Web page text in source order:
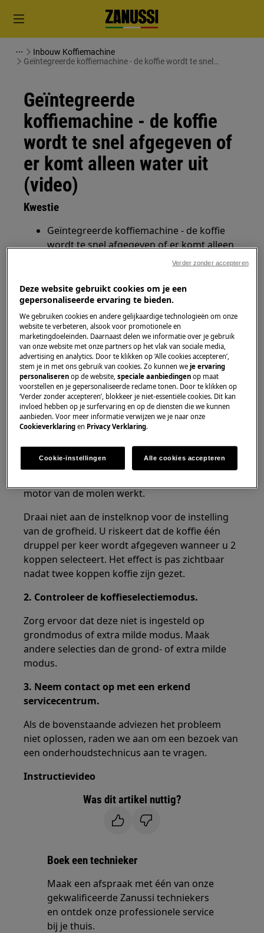
Inbouw Koffiemachine
Geïntegreerde koffiemachine - de koffie wordt te snel
Geïntegreerde
koffiemachine - de koffie
wordt te snel afgegeven of
er komt alleen water uit
(video)
Kwestie
Geïntegreerde koffiemachine - de koffie
wordt te snel afgegeven of er komt alleen
Heeft betrekking op
Geïntegreerde koffiemachine
Oplossing
1. Controleer of de koffie niet te grof gemalen
is.
Draai de knop op de molen om de mate van
"1" in te stellen.
motor van de molen werkt.
Draai niet aan de instelknop voor de instelling
van de grofheid. U riskeert dat de koffie één
druppel per keer wordt afgegeven wanneer u 2
koppen selecteert. Het effect is pas zichtbaar
nadat twee koppen koffie zijn gezet.
2. Controleer de koffieselectiemodus.
Zorg ervoor dat deze niet is ingesteld op
grondmodus of extra milde modus. Maak
andere selecties dan de grond- of extra milde
modus.
3. Neem contact op met een erkend
servicecentrum.
Als de bovenstaande adviezen het probleem
niet oplossen, raden we aan om een bezoek van
een onderhoudstechnicus aan te vragen.
Instructievideo
Was dit artikel nuttig?
Boek een technieker
Maak een afspraak met één van onze
gekwalificeerde Zanussi techniekers
en ontdek onze professionele service
bij je thuis.
Deze website gebruikt cookies om je een
gepersonaliseerde ervaring te bieden.
We gebruiken cookies en andere gelijkaardige technologieën om onze
website te verbeteren, alsook voor promotionele en
marketingdoeleinden. Daarnaast delen we informatie over je gebruik
van onze website met onze partners op het vlak van sociale media,
advertising en analytics. Door te klikken op ‘Alle cookies accepteren’,
stem je in met ons gebruik van cookies. Zo kunnen weje ervaring
personaliseren op de website,speciale aanbiedingen op maat
voorstellen en je gepersonaliseerde reclame tonen. Door te klikken op
‘Verder zonder accepteren’, blokkeer je niet-essentiële cookies. Dit kan
invloed hebben op je surfervaring en op de diensten die we kunnen
aanbieden. Voor meer informatie verwijzen we je naar onze
Cookieverklaring en Privacy Verklaring.
Cookie-instellingen Alle cookies accepteren
Verder zonder accepteren